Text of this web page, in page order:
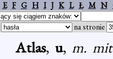
E F G H I J K L Ł M N
na stronie
Atlas, u, m.